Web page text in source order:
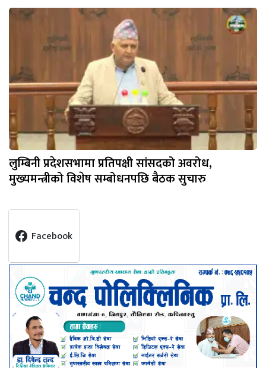
लुम्बिनी प्रदेशसभामा प्रतिपक्षी सांसदको अवरोध,
मुख्यमन्त्रीको विशेष सम्बोधनपछि बैठक सुचारु
Facebook